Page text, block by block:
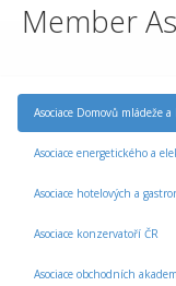
Member
Asociace Domovů mládeže
Asociace energetického a
Asociace hotelových a
Asociace konzervatoří ČR
Asociace obchodních